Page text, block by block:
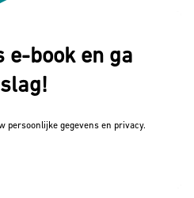
e-book en ga
persoonlijke gegevens en privacy.